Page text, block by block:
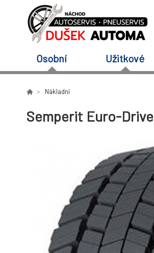
Osobní Užitkové
Nákladní
Semperit Euro-